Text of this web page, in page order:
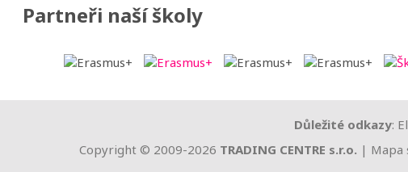
Partneři naší školy
Důležité odkazy:
Copyright © 2009-2026 TRADING CENTRE s.r.o. | Mapa